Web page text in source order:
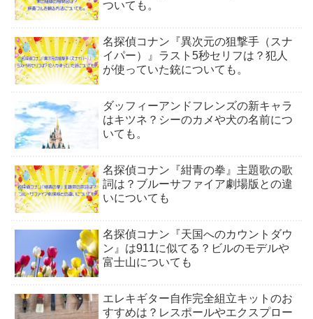
ついても。
名探偵コナン『異次元の狙撃手（スナ
イパー）』ラスト5秒セリフは？犯人
が使っていた銃についても。
ダッフィーアンドフレンズの新キャラ
はキツネ？シーのカメや犬の名前につ
いても。
名探偵コナン『紺青の拳』主題歌の歌
詞は？ブルーサファイア劇場版との違
いについても
名探偵コナン『天国へのカウントダウ
ン』は911に似てる？ビルのモデルや
富士山についても
エレキギター自作完全組立キットのお
すすめは？レスポールやエクスプロー